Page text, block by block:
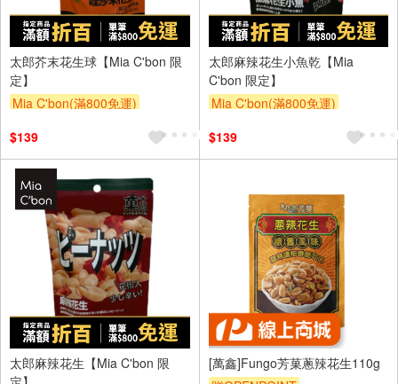
太郎芥末花生球【Mia C'bon 限
定】
Mia C'bon(滿800免運)
$139
太郎麻辣花生小魚乾【Mia
C'bon 限定】
Mia C'bon(滿800免運)
$139
太郎麻辣花生【Mia C'bon 限
[萬鑫]Fungo芳菓蔥辣花生110g